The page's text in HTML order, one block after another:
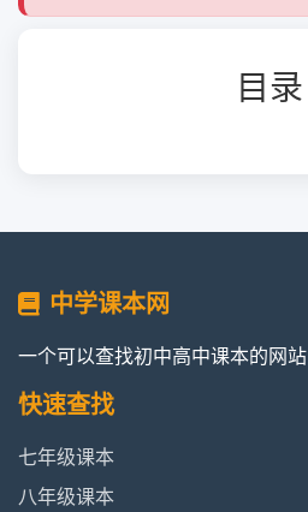
目录
中学课本网
一个可以查找初中高中课本的网站
快速查找
七年级课本
八年级课本